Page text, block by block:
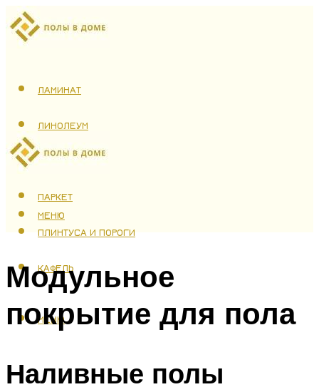
ЛАМИНАТ
ЛИНОЛЕУМ
ТЕПЛЫЙ ПОЛ
ПАРКЕТ
ПЛИНТУСА И ПОРОГИ
КАФЕЛЬ
МЕНЮ
МЕНЮ
Модульное
покрытие для пола
Наливные полы